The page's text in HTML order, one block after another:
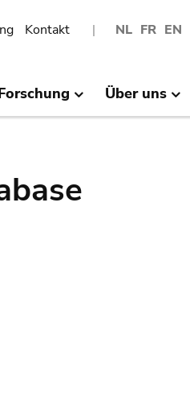
NL FR EN
Kontakt
Über uns